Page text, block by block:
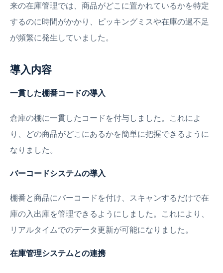
来の在庫管理では、商品がどこに置かれているかを特定
するのに時間がかかり、ピッキングミスや在庫の過不足
が頻繁に発生していました。
導入内容
一貫した棚番コードの導入
倉庫の棚に一貫したコードを付与しました。これによ
り、どの商品がどこにあるかを簡単に把握できるように
なりました。
バーコードシステムの導入
棚番と商品にバーコードを付け、スキャンするだけで在
庫の入出庫を管理できるようにしました。これにより、
リアルタイムでのデータ更新が可能になりました。
在庫管理システムとの連携